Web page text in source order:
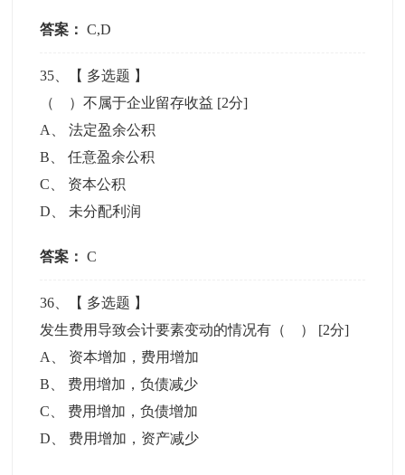
答案： C,D
35 、【 多选题 】
（ ）不属于企业留存收益 [2分]
A
、法定盈余公积
B 、任意盈余公积
C
资本公积
D
未分配利润
答案： C
36 、【 多选题 】
发生费用导致会计要素变动的情况有（ ） [2分]
A
资本增加，费用增加
B
费用增加，负债减少
C
费用增加，负债增加
D
费用增加，资产减少